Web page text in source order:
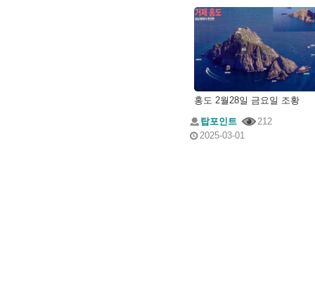
홍도 2월28일 금요일 조황
탑포인트
212
2025-03-01